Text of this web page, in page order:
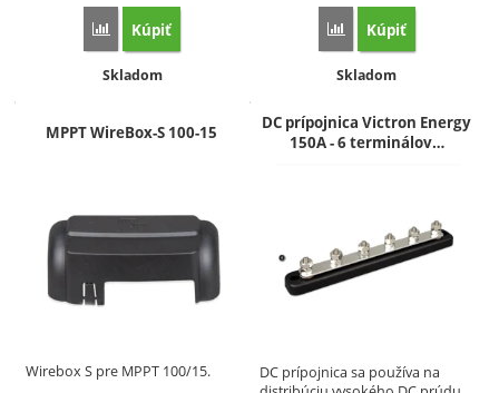
Porovnať
Kúpiť
Dostupnosť:
Skladom
Porovnať
Kúpiť
Dostupnosť:
Skladom
MPPT WireBox-S 100-15
Wirebox S pre MPPT 100/15.
DC prípojnica Victron Energy
150A - 6 terminálov…
DC prípojnica sa používa na